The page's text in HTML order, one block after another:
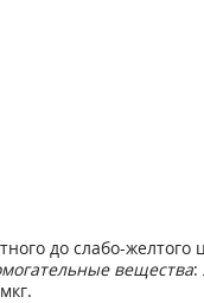
до слабо-желтого
вещества: